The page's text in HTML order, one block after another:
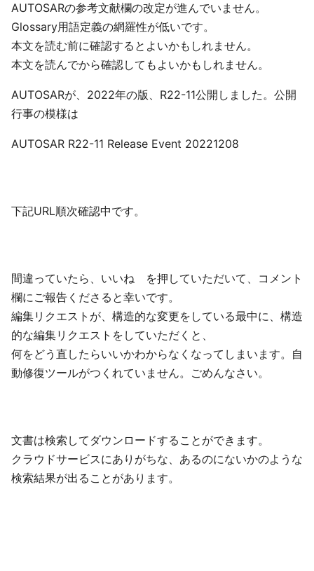
AUTOSARの参考文献欄の改定が進んでいません。
Glossary用語定義の網羅性が低いです。
本文を読む前に確認するとよいかもしれません。
本文を読んでから確認してもよいかもしれません。
AUTOSARが、2022年の版、R22-11公開しました。公開
行事の模様は
AUTOSAR R22-11 Release Event 20221208
下記URL順次確認中です。
間違っていたら、いいね を押していただいて、コメント
欄にご報告くださると幸いです。
編集リクエストが、構造的な変更をしている最中に、構造
的な編集リクエストをしていただくと、
何をどう直したらいいかわからなくなってしまいます。自
動修復ツールがつくれていません。ごめんなさい。
文書は検索してダウンロードすることができます。
クラウドサービスにありがちな、あるのにないかのような
検索結果が出ることがあります。